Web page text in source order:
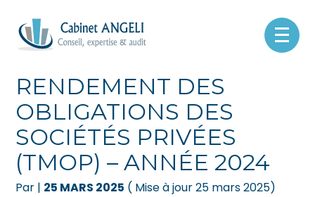
Aller
au
Créer et reprendre une activité
Gérer votre quotidien
Piloter votre entreprise
Développer votre entreprise
Construire votre patrimoine
Pilotez votre gestion
Suivre votre comptabilité
Gérer vos ressources humaines
Dématérialiser vos documents
RENDEMENT DES
OBLIGATIONS DES
SOCIÉTÉS PRIVÉES
(TMOP) – ANNÉE 2024
Par | 25 MARS 2025 ( Mise à jour 25 mars 2025)